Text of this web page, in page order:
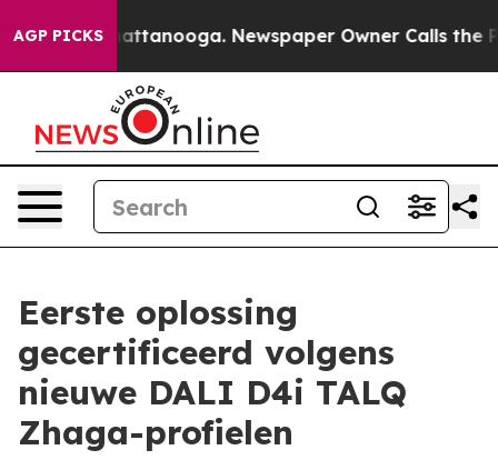
AGP PICKS
in Chattanooga. Newspaper Owner Calls the
Eerste oplossing
gecertificeerd volgens
nieuwe DALI D4i TALQ
Zhaga-profielen